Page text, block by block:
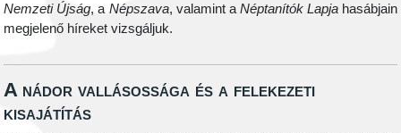
Nemzeti Újság, a Népszava, valamint a Néptanítók Lapjahasábjain
megjelenő híreket vizsgáljuk.
A nádor vallásossága és a felekezeti
kisajátítás